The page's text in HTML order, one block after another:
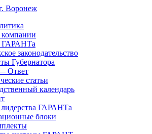
ГАРАНТа
законодательство
Губернатора
Ответ
статьи
календарь
ГАРАНТа
блоки